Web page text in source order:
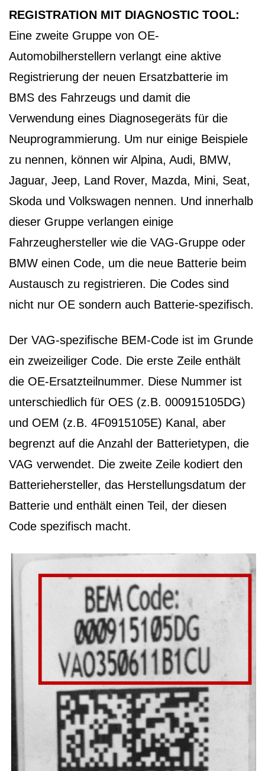
REGISTRATION MIT DIAGNOSTIC TOOL:
Eine zweite Gruppe von OE-
Automobilherstellern verlangt eine aktive
Registrierung der neuen Ersatzbatterie im
BMS des Fahrzeugs und damit die
Verwendung eines Diagnosegeräts für die
Neuprogrammierung. Um nur einige Beispiele
zu nennen, können wir Alpina, Audi, BMW,
Jaguar, Jeep, Land Rover, Mazda, Mini, Seat,
Skoda und Volkswagen nennen. Und innerhalb
dieser Gruppe verlangen einige
Fahrzeughersteller wie die VAG-Gruppe oder
BMW einen Code, um die neue Batterie beim
Austausch zu registrieren. Die Codes sind
nicht nur OE sondern auch Batterie-spezifisch.
Der VAG-spezifische BEM-Code ist im Grunde
ein zweizeiliger Code. Die erste Zeile enthält
die OE-Ersatzteilnummer. Diese Nummer ist
unterschiedlich für OES (z.B. 000915105DG)
und OEM (z.B. 4F0915105E) Kanal, aber
begrenzt auf die Anzahl der Batterietypen, die
VAG verwendet. Die zweite Zeile kodiert den
Batteriehersteller, das Herstellungsdatum der
Batterie und enthält einen Teil, der diesen
Code spezifisch macht.